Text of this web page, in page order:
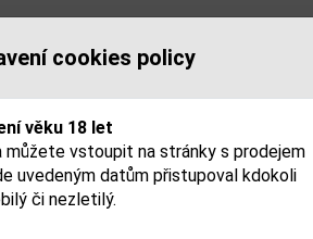
cookies policy
věku 18 let
vstoupit na stránky s prodejem
uvedeným datům přistupoval kdokoli
či nezletilý.